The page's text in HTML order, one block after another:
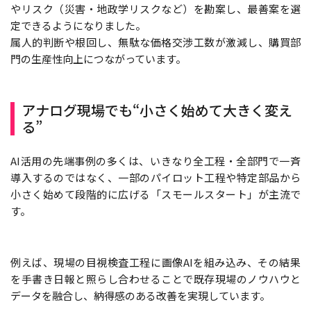
やリスク（災害・地政学リスクなど）を勘案し、最善案を選
定できるようになりました。
属人的判断や根回し、無駄な価格交渉工数が激減し、購買部
門の生産性向上につながっています。
アナログ現場でも“小さく始めて大きく変え
る”
AI活用の先端事例の多くは、いきなり全工程・全部門で一斉
導入するのではなく、一部のパイロット工程や特定部品から
小さく始めて段階的に広げる「スモールスタート」が主流で
す。
例えば、現場の目視検査工程に画像AIを組み込み、その結果
を手書き日報と照らし合わせることで既存現場のノウハウと
データを融合し、納得感のある改善を実現しています。